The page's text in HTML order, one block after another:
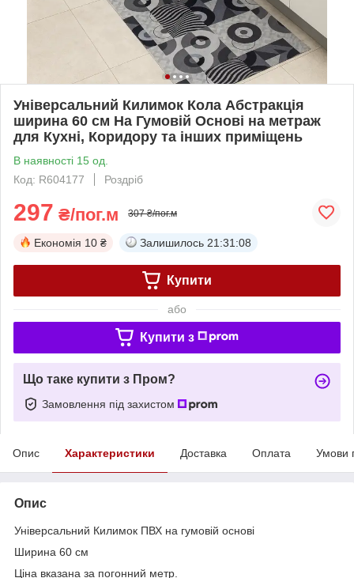
Універсальний Килимок Кола Абстракція
ширина 60 см На Гумовій Основі на метраж
для Кухні, Коридору та інших приміщень
В наявності 15 од.
Код: R604177
Роздріб
297 ₴/пог.м 307 ₴/пог.м
Економія 10 ₴ Залишилось 21:31:07
Купити
або
Купити з
Що таке купити з Пром?
Замовлення під захистом
Опис Характеристики Доставка Оплата Умови
Опис
Універсальний Килимок ПВХ на гумовій основі
Ширина 60 см
Ціна вказана за погонний метр.